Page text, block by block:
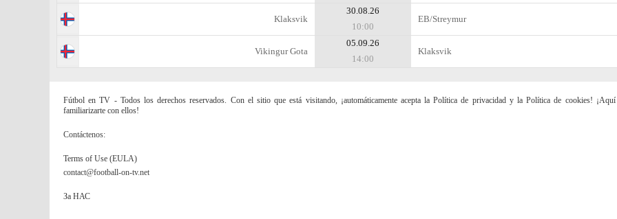
Klaksvik
30.08.26
10:00
EB/Streymur
Vikingur Gota
05.09.26
14:00
Klaksvik
Fútbol en TV - Todos los derechos reservados. Con el sitio que está visitando, ¡automáticamente acepta la Política de privacidad y la Política de cookies! ¡Aquí
familiarizarte con ellos!
Contáctenos:
Terms of Use (EULA)
contact@football-on-tv.net
За НАС